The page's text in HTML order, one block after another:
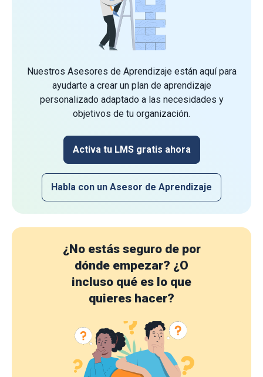
Nuestros Asesores de Aprendizaje están aquí para
ayudarte a crear un plan de aprendizaje
personalizado adaptado a las necesidades y
objetivos de tu organización.
Activa tu LMS gratis ahora
Habla con un Asesor de Aprendizaje
¿No estás seguro de por
dónde empezar? ¿O
incluso qué es lo que
quieres hacer?